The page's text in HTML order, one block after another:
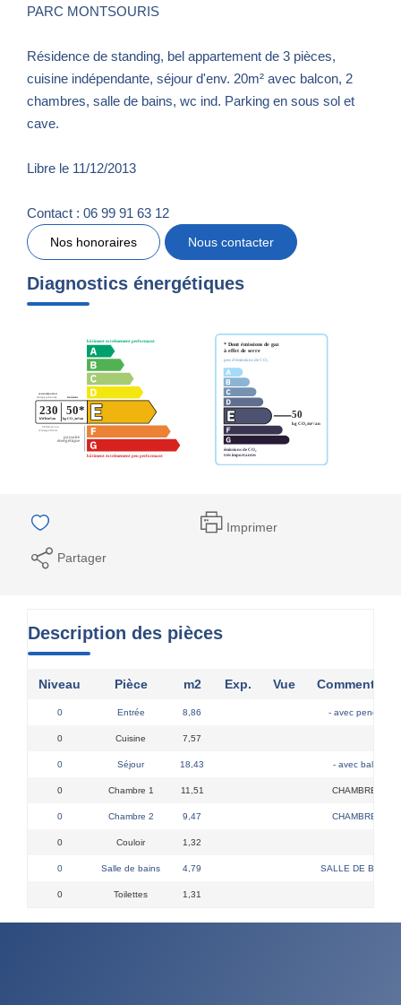
PARC MONTSOURIS
Résidence de standing, bel appartement de 3 pièces,
cuisine indépendante, séjour d'env. 20m² avec balcon, 2
chambres, salle de bains, wc ind. Parking en sous sol et
cave.
Libre le 11/12/2013
Contact : 06 99 91 63 12
Nos honoraires Nous contacter
Diagnostics énergétiques
Imprimer
Partager
Description des pièces
Niveau Pièce m2 Exp. Vue
0 Entrée 8,86 - avec penderie
0 Cuisine 7,57
0 Séjour 18,43 - avec balcon
0 Chambre 1 11,51 CHAMBRE 1 -
0 Chambre 2 9,47 CHAMBRE 2 -
0 Couloir 1,32
0 Salle de bains 4,79 SALLE DE BAINS
0 Toilettes 1,31